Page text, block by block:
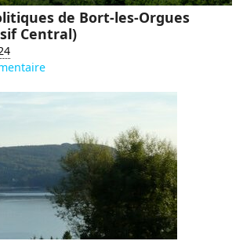
de Bort-les-Orgues
Central)